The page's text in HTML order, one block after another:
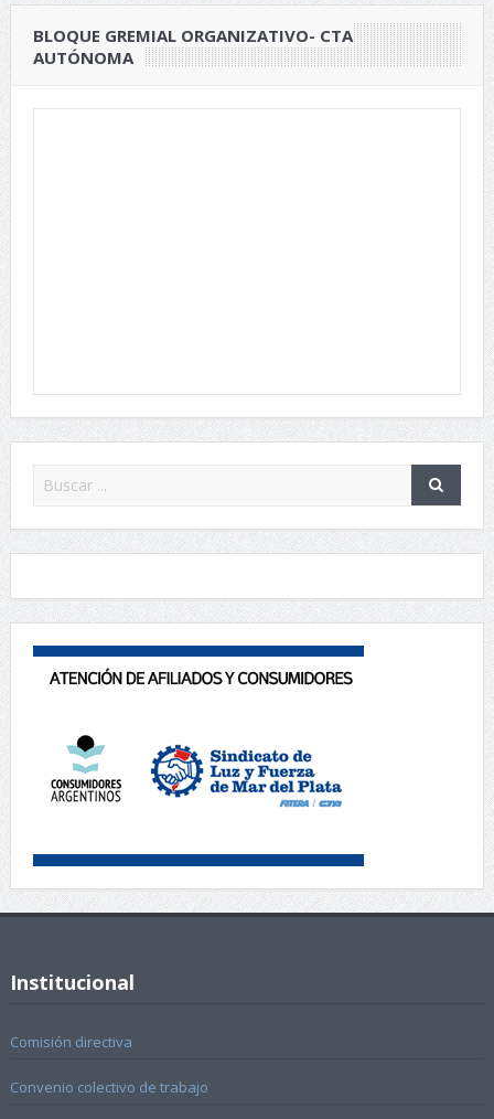
BLOQUE GREMIAL ORGANIZATIVO- CTA
AUTÓNOMA
Institucional
Comisión directiva
Convenio colectivo de trabajo